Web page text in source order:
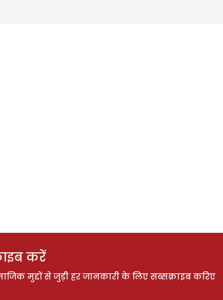
करें
मुद्दों से जुड़ी हर जानकारी के लिए सब्सक्राइब करिए